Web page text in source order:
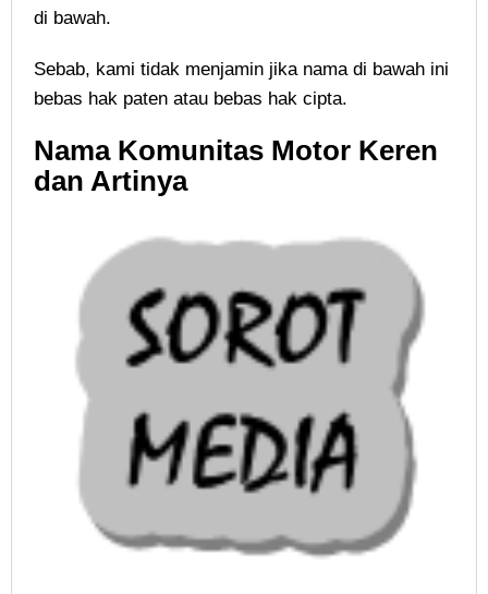
di bawah.
Sebab, kami tidak menjamin jika nama di bawah ini
bebas hak paten atau bebas hak cipta.
Nama Komunitas Motor Keren
dan Artinya